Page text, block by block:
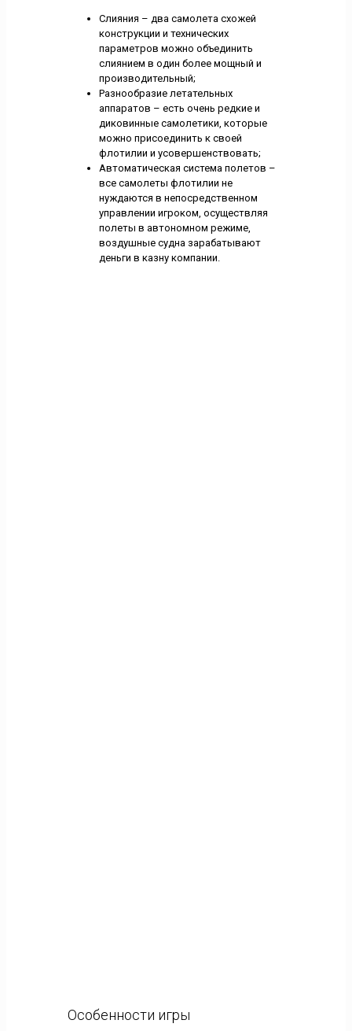
Слияния – два самолета схожей
конструкции и технических
параметров можно объединить
слиянием в один более мощный и
производительный;
Разнообразие летательных
аппаратов – есть очень редкие и
диковинные самолетики, которые
можно присоединить к своей
флотилии и усовершенствовать;
Автоматическая система полетов –
все самолеты флотилии не
нуждаются в непосредственном
управлении игроком, осуществляя
полеты в автономном режиме,
воздушные судна зарабатывают
деньги в казну компании.
Особенности игры